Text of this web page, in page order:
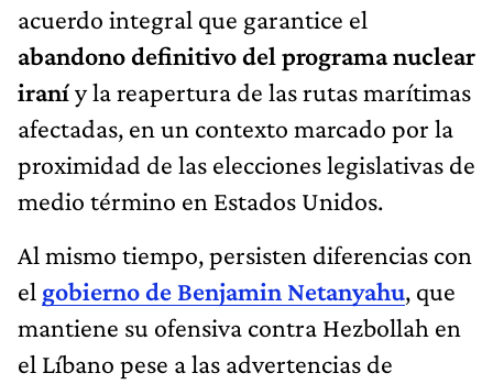
acuerdo integral que garantice el
abandono definitivo del programa nuclear
iraníy la reapertura de las rutas marítimas
afectadas, en un contexto marcado por la
proximidad de las elecciones legislativas de
medio término en Estados Unidos.
Al mismo tiempo, persisten diferencias con
el gobierno de Benjamin Netanyahu, que
mantiene su ofensiva contra Hezbollah en
el Líbano pese a las advertencias de